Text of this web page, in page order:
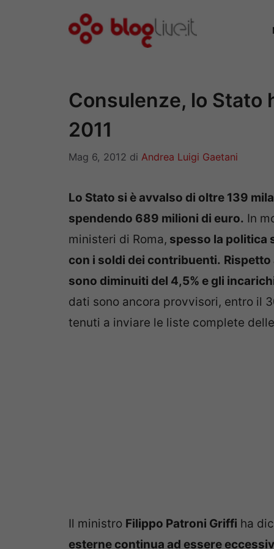
Consulenze, lo Stato
2011
Mag 6, 2012 di Andrea Luigi Gaetani
Lo Stato si è avvalso di oltre 139
spendendo 689 milioni di euro. In
ministeri di Roma, spesso la politica
con i soldi dei contribuenti. Rispetto
sono diminuiti del 4,5% e gli
dati sono ancora provvisori, entro il
tenuti a inviare le liste complete
Il ministro Filippo Patroni Griffi ha
esterne continua ad essere